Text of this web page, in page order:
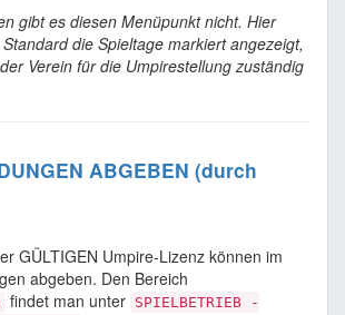
gibt es diesen Menüpunkt nicht. Hier
die Spieltage markiert angezeigt,
Verein für die Umpirestellung zuständig
ABGEBEN (durch
GÜLTIGEN Umpire-Lizenz können im
abgeben. Den Bereich
findet man unter SPIELBETRIEB -